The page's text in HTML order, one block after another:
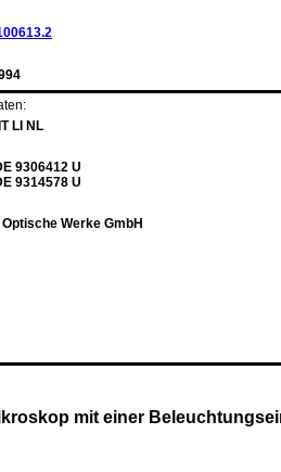
LI NL
9306412 U
9314578 U
Werke GmbH
mit einer